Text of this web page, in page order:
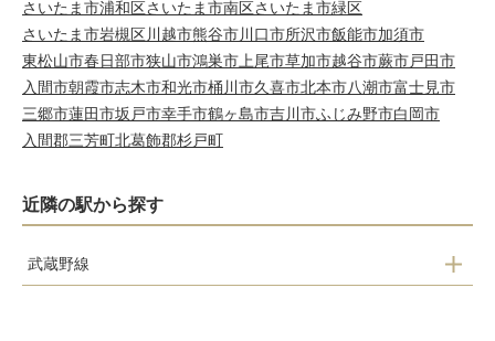
さいたま市浦和区さいたま市南区さいたま市緑区
さいたま市岩槻区川越市熊谷市川口市所沢市飯能市加須市
東松山市春日部市狭山市鴻巣市 上尾市草加市越谷市蕨市戸田市
入間市朝霞市志木市和光市桶川市久喜市北本市八潮市富士見市
三郷市蓮田市坂戸市幸手市鶴ヶ島市吉川市ふじみ野市白岡市
入間郡三芳町北葛飾郡杉戸町
近隣の駅から探す
武蔵野線